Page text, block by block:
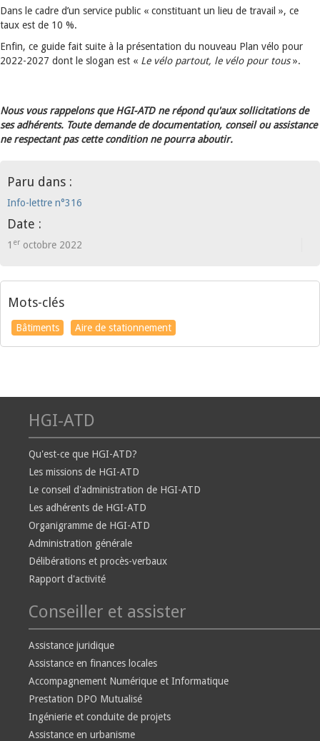
Dans le cadre d’un service public « constituant un lieu de travail », ce
taux est de 10 %.
Enfin, ce guide fait suite à la présentation du nouveau Plan vélo pour
2022-2027 dont le slogan est « Le vélo partout, le vélo pour tous».
Nous vous rappelons que HGI-ATD ne répond qu'aux sollicitations de
ses adhérents. Toute demande de documentation, conseil ou assistance
ne respectant pas cette condition ne pourra aboutir.
Paru dans :
Info-lettre n°316
Date :
1 er octobre 2022
Mots-clés
Bâtiments Aire de stationnement
HGI-ATD
Qu'est-ce que HGI-ATD?
Les missions de HGI-ATD
Le conseil d'administration de HGI-ATD
Les adhérents de HGI-ATD
Organigramme de HGI-ATD
Administration générale
Délibérations et procès-verbaux
Rapport d'activité
Conseiller et assister
Assistance juridique
Assistance en finances locales
Accompagnement Numérique et Informatique
Prestation DPO Mutualisé
Ingénierie et conduite de projets
Assistance en urbanisme